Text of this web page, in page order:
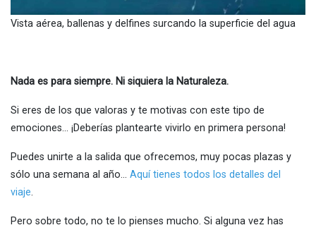
Vista aérea, ballenas y delfines surcando la superficie del agua
Nada es para siempre. Ni siquiera la Naturaleza.
Si eres de los que valoras y te motivas con este tipo de
emociones… ¡Deberías plantearte vivirlo en primera persona!
Puedes unirte a la salida que ofrecemos, muy pocas plazas y
sólo una semana al año… Aquí tienes todos los detalles del
viaje.
Pero sobre todo, no te lo pienses mucho. Si alguna vez has